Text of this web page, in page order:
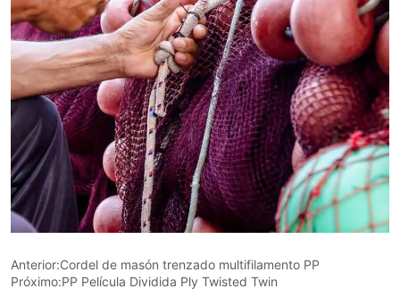
Anterior:Cordel de masón trenzado multifilamento PP
Próximo:PP Película Dividida Ply Twisted Twin